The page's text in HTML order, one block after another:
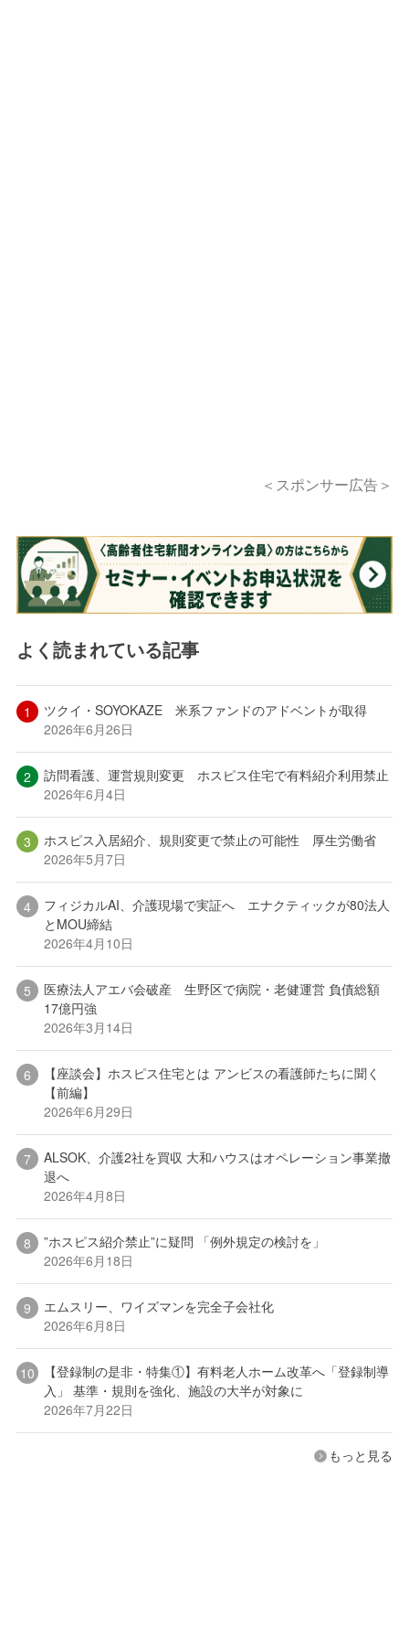
＜スポンサー広告＞
よく読まれている記事
ツクイ・SOYOKAZE 米系ファンドのアドベントが取得
2026年6月26日
訪問看護、運営規則変更 ホスピス住宅で有料紹介利用禁止
2026年6月4日
ホスピス入居紹介、規則変更で禁止の可能性 厚生労働省
2026年5月7日
フィジカルAI、介護現場で実証へ エナクティックが80法人
とMOU締結
2026年4月10日
医療法人アエバ会破産 生野区で病院・老健運営 負債総額
17億円強
2026年3月14日
【座談会】ホスピス住宅とは アンビスの看護師たちに聞く
【前編】
2026年6月29日
ALSOK、介護2社を買収 大和ハウスはオペレーション事業撤
退へ
2026年4月8日
”ホスピス紹介禁止”に疑問 「例外規定の検討を」
2026年6月18日
エムスリー、ワイズマンを完全子会社化
2026年6月8日
【登録制の是非・特集①】有料老人ホーム改革へ「登録制導
入」 基準・規則を強化、施設の大半が対象に
2026年7月22日
もっと見る